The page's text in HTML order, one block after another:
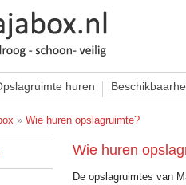
huren
»Wie huren opslagruimte?
Wie huren
De opslagruimtes van